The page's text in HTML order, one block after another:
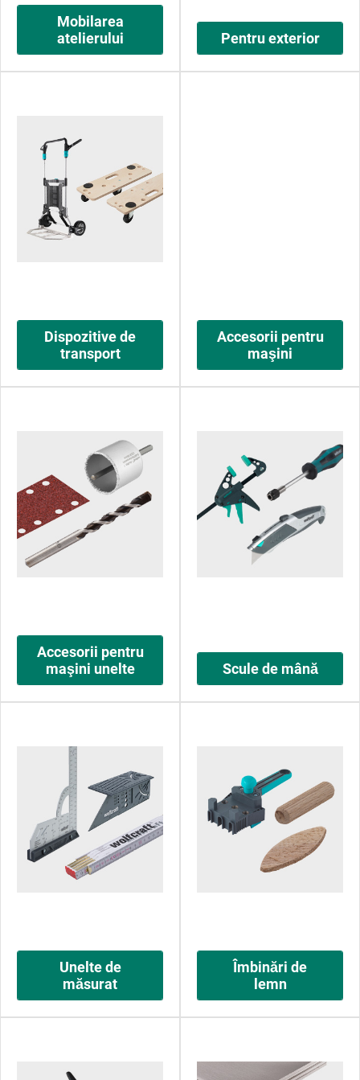
Mobilarea
atelierului
Pentru exterior
Dispozitive de
transport
Accesorii pentru
maşini
Accesorii pentru
maşini unelte
Scule de mână
Unelte de
măsurat
Îmbinări de
lemn